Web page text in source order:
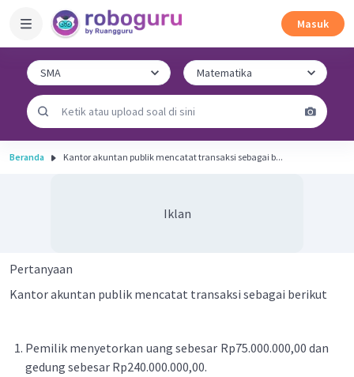
Masuk
Beranda Kantor akuntan publik mencatat transaksi sebagai b...
Iklan
Pertanyaan
Kantor akuntan publik mencatat transaksi sebagai berikut
Pemilik menyetorkan uang sebesar Rp75.000.000,00 dan
gedung sebesar Rp240.000.000,00.